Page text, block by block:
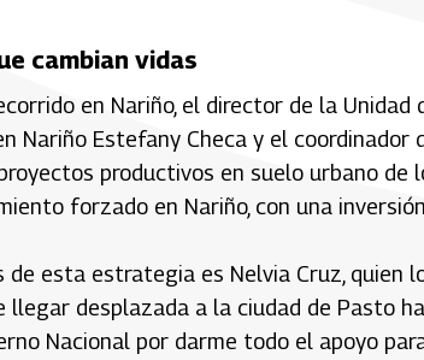
cambian vidas
en Nariño, el director de la Unidad
Nariño Estefany Checa y el coordinador
productivos en suelo urbano
forzado en Nariño, con una
de esta estrategia es Nelvia Cruz,
llegar desplazada a la ciudad de Pasto
Nacional por darme todo el apoyo